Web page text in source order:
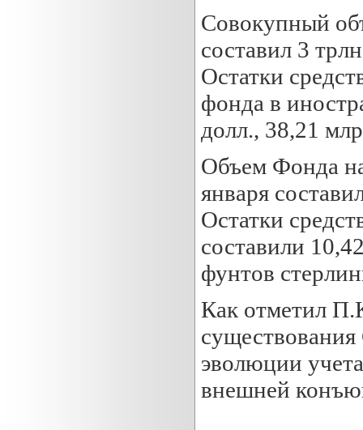
Совокупный
составил 3
Остатки
фонда в
долл., 38,21
Объем Фонда
января
Остатки
составили
фунтов
Как отметил
эволюции
внешней